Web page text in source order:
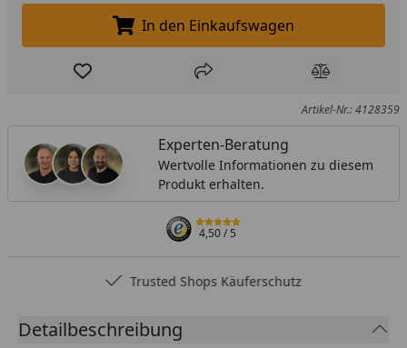
In den Einkaufswagen legen
In den Einkaufswagen
Produkt zur Wunschliste hinzufügen
Teilen Produkt
Artikel-Nr.: 4128359
Experten-Beratung
Wertvolle Informationen zu diesem
Produkt erhalten.
4,50/ 5
Trusted Shops Käuferschutz
Detailbeschreibung